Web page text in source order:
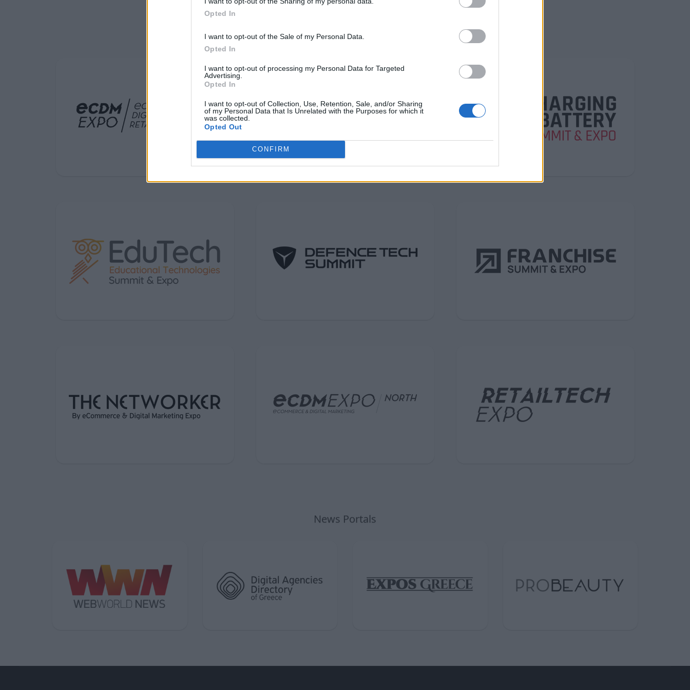
Opted In
I want to opt-out of the Sale of my Personal Data.
Opted In
I want to opt-out of processing my Personal Data for Targeted
Advertising.
Opted In
I want to opt-out of Collection, Use, Retention, Sale, and/or Sharing
of my Personal Data that Is Unrelated with the Purposes for which it
was collected.
Opted Out
CONFIRM
Κατασκευαστών
Εκθέσεων Ελλάδος
News Portals